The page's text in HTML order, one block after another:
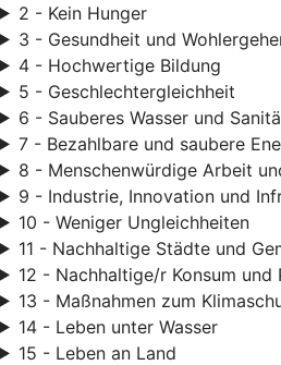
2 - Kein Hunger
3 - Gesundheit und
4 - Hochwertige Bildung
5 - Geschlechtergleichheit
6 - Sauberes Wasser und
7 - Bezahlbare und saubere
8 - Menschenwürdige Arbeit
9 - Industrie, Innovation und
10 - Weniger Ungleichheiten
11 - Nachhaltige Städte und
12 - Nachhaltige/r Konsum und
13 - Maßnahmen zum
14 - Leben unter Wasser
15 - Leben an Land